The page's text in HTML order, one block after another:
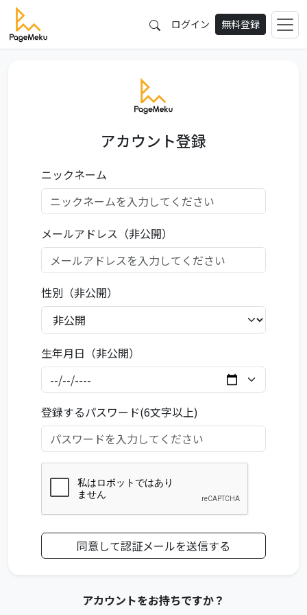
ログイン 無料登録
アカウント登録
ニックネーム
メールアドレス（非公開）
性別（非公開）
生年月日（非公開）
登録するパスワード(6文字以上)
アカウントをお持ちですか？